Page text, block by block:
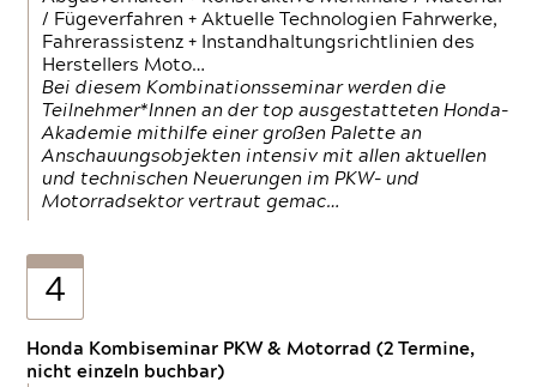
/ Fügeverfahren + Aktuelle Technologien Fahrwerke,
Fahrerassistenz + Instandhaltungsrichtlinien des
Herstellers Moto…
Bei diesem Kombinationsseminar werden die
Teilnehmer*Innen an der top ausgestatteten Honda-
Akademie mithilfe einer großen Palette an
Anschauungsobjekten intensiv mit allen aktuellen
und technischen Neuerungen im PKW- und
Motorradsektor vertraut gemac…
4
Honda Kombiseminar PKW & Motorrad (2 Termine,
nicht einzeln buchbar)